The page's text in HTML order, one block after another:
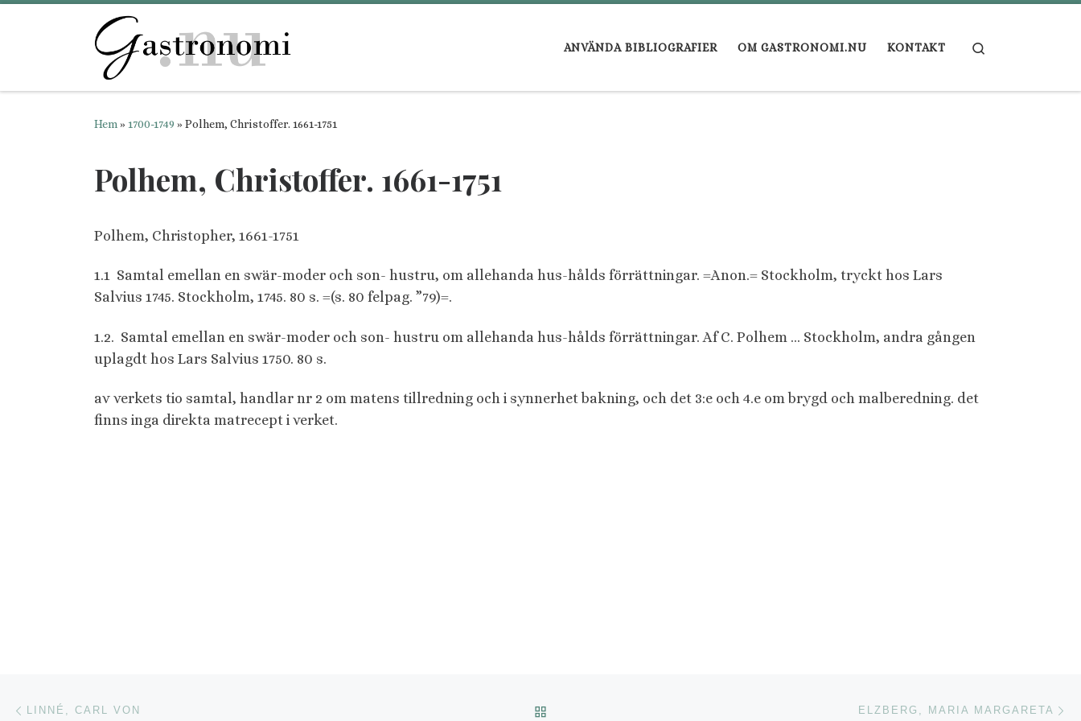
Hoppa till innehåll
ANVÄNDA BIBLIOGRAFIER OM GASTRONOMI.NU KONTAKT
Hem »1700-1749 »Polhem, Christoffer. 1661-1751
Polhem, Christoffer. 1661-1751
Polhem, Christopher, 1661-1751
1.1 Samtal emellan en swär-moder och son- hustru, om allehanda hus-hålds förrättningar. =Anon.= Stockholm, tryckt hos Lars
Salvius 1745. Stockholm, 1745. 80 s. =(s. 80 felpag. ”79)=.
1.2. Samtal emellan en swär-moder och son- hustru om allehanda hus-hålds förrättningar. Af C. Polhem … Stockholm, andra gången
uplagdt hos Lars Salvius 1750. 80 s.
av verkets tio samtal, handlar nr 2 om matens tillredning och i synnerhet bakning, och det 3:e och 4.e om brygd och malberedning. det
finns inga direkta matrecept i verket.
Inläggsnavigering
LINNÉ, CARL VON ELZBERG, MARIA MARGARETA